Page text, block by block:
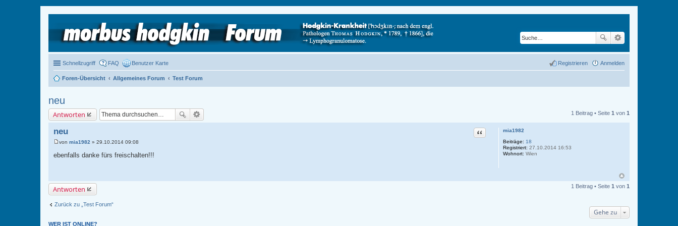
Schnellzugriff FAQ Benutzer Karte Anmelden
Registrieren
Foren-Übersicht Allgemeines Forum Test Forum
neu
Antworten 1 Beitrag • Seite 1 von 1
mia1982
Beiträge: 18
Registriert: 27.10.2014 16:53
Wohnort: Wien
neu Zitat
i
g
von mia1982 » 29.10.2014 09:08
ebenfalls danke fürs freischalten!!!
Antworten 1 Beitrag • Seite 1 von 1
Zurück zu „Test Forum“
Gehe zu
WER IST ONLINE?